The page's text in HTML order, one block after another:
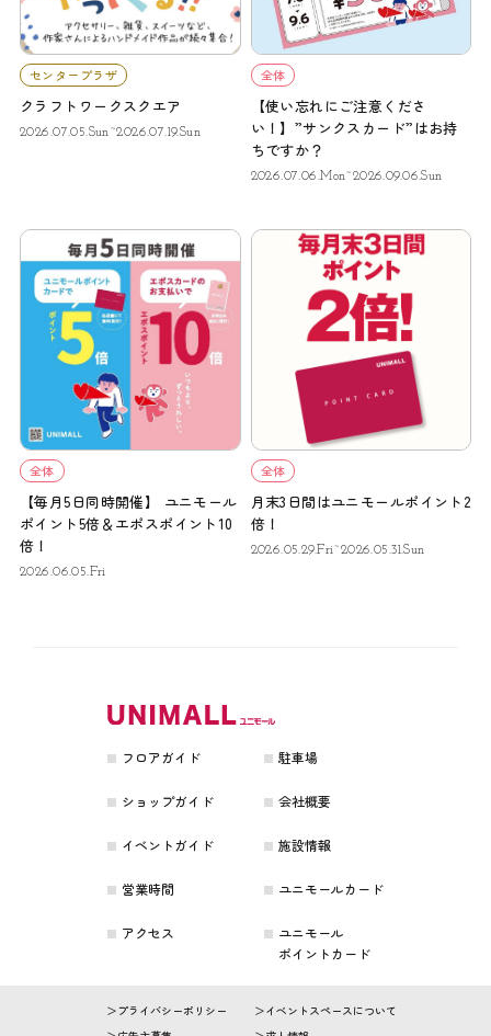
センタープラザ
クラフトワークスクエア
2026.07.05.Sun~2026.07.19.Sun
全体
【使い忘れにご注意くださ
い！】”サンクスカード”はお持
ちですか？
2026.07.06.Mon~2026.09.06.Sun
全体
【毎月5日同時開催】 ユニモール
ポイント5倍＆エポスポイント10
倍！
2026.06.05.Fri
全体
月末3日間はユニモールポイント2
倍！
2026.05.29.Fri~2026.05.31.Sun
フロアガイド
アクセス
ユニモールカード
ショップガイド
駐車場
ユニモール
ポイントカード
イベントガイド
会社概要
営業時間
施設情報
プライバシーポリシー
イベントスペースについて